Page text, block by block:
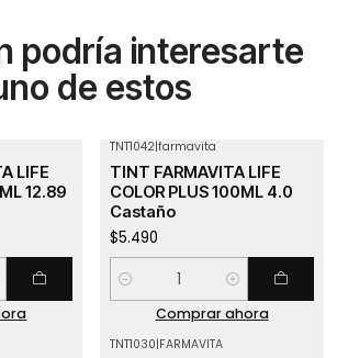
podría interesarte
de estos
LIFE
12.89
TNT1042|farmavita
TINT FARMAVITA LIFE
COLOR PLUS 100ML 4.0
Castaño
$5.490
Cantidad
Comprar ahora
TNT1030|FARMAVITA